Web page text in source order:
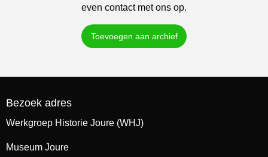
even contact met ons op.
Toevoegen aan archief
Bezoek adres
Werkgroep Historie Joure (WHJ)
Museum Joure